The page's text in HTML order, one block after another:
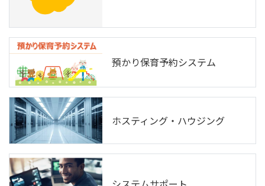
預かり保育予約システム
ホスティング・ハウジング